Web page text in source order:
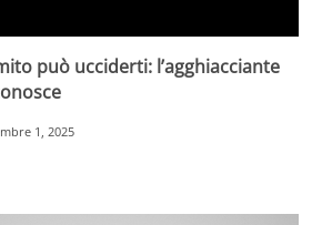
può ucciderti: l’agghiacciante
1, 2025